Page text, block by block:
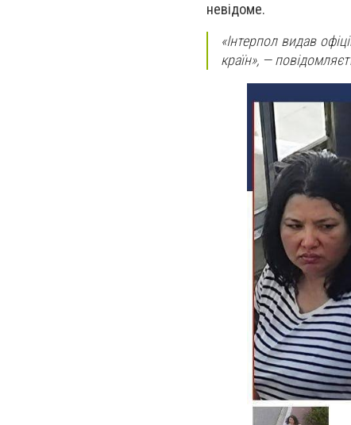
невідоме.
«Інтерпол видав
країн», —